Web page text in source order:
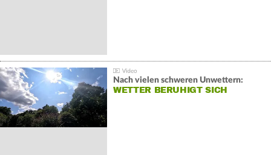
Nach vielen schweren Unwettern:
WETTER BERUHIGT SICH